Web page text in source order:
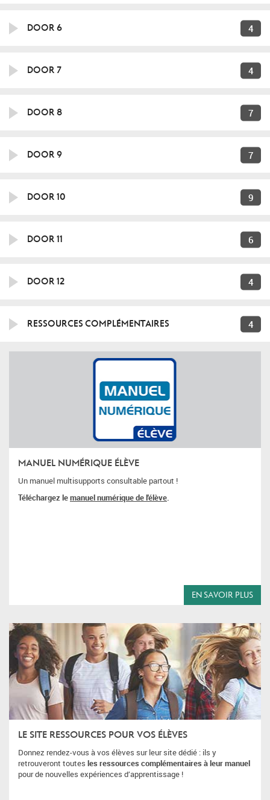
DOOR 6 4
DOOR 7 4
DOOR 8 7
DOOR 9 7
DOOR 10 9
DOOR 11 6
DOOR 12 4
RESSOURCES COMPLÉMENTAIRES 4
MANUEL NUMÉRIQUE ÉLÈVE
Un manuel multisupports consultable partout !
Téléchargez lemanuel numérique de l'élève.
EN SAVOIR PLUS
LE SITE RESSOURCES POUR VOS ÉLÈVES
Donnez rendez-vous à vos élèves sur leur site dédié : ils y
retrouveront toutes les ressources complémentaires à leur manuel
pour de nouvelles expériences d’apprentissage !